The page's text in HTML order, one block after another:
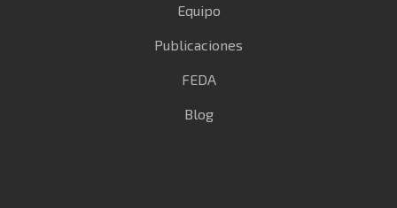
Equipo
Publicaciones
FEDA
Blog